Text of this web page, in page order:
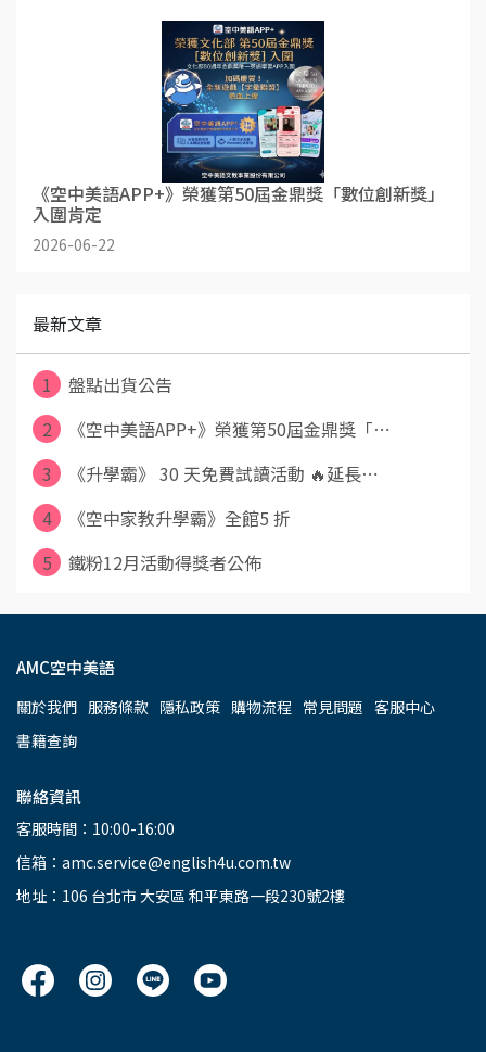
《空中美語APP+》榮獲第50屆金鼎獎「數位創新獎」
入圍肯定
2026-06-22
最新文章
1
盤點出貨公告
2
《空中美語APP+》榮獲第50屆金鼎獎「⋯
3
《升學霸》 30 天免費試讀活動 🔥延長⋯
4
《空中家教升學霸》全館5 折
5
鐵粉12月活動得獎者公佈
AMC空中美語
關於我們 服務條款 隱私政策 購物流程 常見問題 客服中心
書籍查詢
聯絡資訊
客服時間：10:00-16:00
信箱：amc.service@english4u.com.tw
地址：106 台北市 大安區 和平東路一段230號2樓